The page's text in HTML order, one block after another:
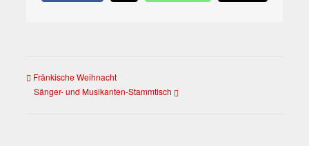
Fränkische Weihnacht
Sänger- und Musikanten-Stammtisch